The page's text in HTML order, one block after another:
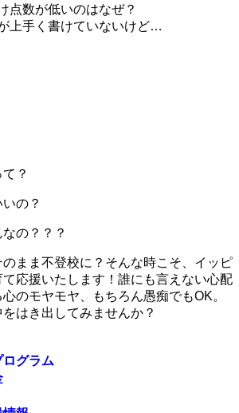
点数が低いのはなぜ？
上手く書けていないけど…
？
の？
の？？？
まま不登校に？そんな時こそ、イッピ
応援いたします！誰にも言えない心配
のモヤモヤ、もちろん愚痴でもOK。
はき出してみませんか？
グラム